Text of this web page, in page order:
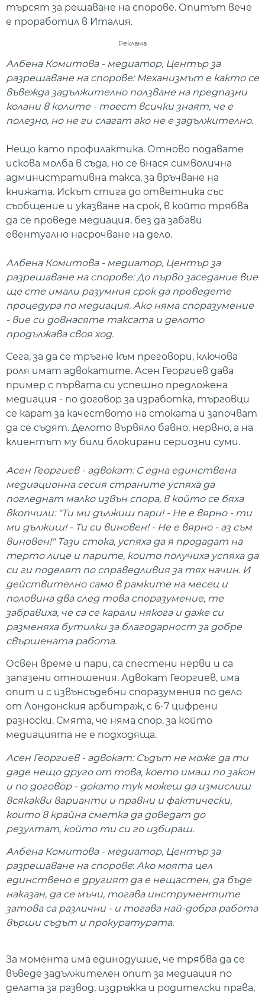
търсят за решаване на спорове. Опитът вече
е проработил в Италия.
Реклама
Албена Комитова - медиатор, Център за
разрешаване на спорове: Механизмът е както се
въвежда задължително ползване на предпазни
колани в колите - тоест всички знаят, че е
полезно, но не ги слагат ако не е задължително.
Нещо като профилактика. Отново подавате
искова молба в съда, но се внася символична
административна такса, за връчване на
книжата. Искът стига до ответника със
съобщение и указване на срок, в който трябва
да се проведе медиация, без да забави
евентуално насрочване на дело.
Албена Комитова - медиатор, Център за
разрешаване на спорове: До първо заседание вие
ще сте имали разумния срок да проведете
процедура по медиация. Ако няма споразумение
- вие си довнасяте таксата и делото
продължава своя ход.
Сега, за да се тръгне към преговори, ключова
роля имат адвокатите. Асен Георгиев дава
пример с първата си успешно предложена
медиация - по договор за изработка, търговци
се карат за качеството на стоката и започват
да се съдят. Делото вървяло бавно, нервно, а на
клиентът му били блокирани сериозни суми.
Асен Георгиев - адвокат: С една единствена
медиационна сесия страните успяха да
погледнат малко извън спора, в който се бяха
вкопчили: "Ти ми дължиш пари! - Не е вярно - ти
ми дължиш! - Ти си виновен! - Не е вярно - аз съм
виновен!" Тази стока, успяха да я продадат на
терто лице и парите, които получиха успяха да
си ги поделят по справедливия за тях начин. И
действително само в рамките на месец и
половина два след това споразумение, те
забравиха, че са се карали някога и даже си
разменяха бутилки за благодарност за добре
свършената работа.
Освен време и пари, са спестени нерви и са
запазени отношения. Адвокат Георгиев, има
опит и с извънсъдебни споразумения по дело
от Лондонския арбитраж, с 6-7 цифрени
разноски. Смята, че няма спор, за който
медиацията не е подходяща.
Асен Георгиев - адвокат: Съдът не може да ти
даде нещо друго от това, което имаш по закон
и по договор - докато тук можеш да измислиш
всякакви варианти и правни и фактически,
които в крайна сметка да доведат до
резултат, който ти си го избираш.
Албена Комитова - медиатор, Център за
разрешаване на спорове: Ако моята цел
единствено е другият да е нещастен, да бъде
наказан, да се мъчи, тогава инструментите
затова са различни - и тогава най-добра работа
върши съдът и прокуратурата.
За момента има единодушие, че трябва да се
въведе задължителен опит за медиация по
делата за развод, издръжка и родителски права,